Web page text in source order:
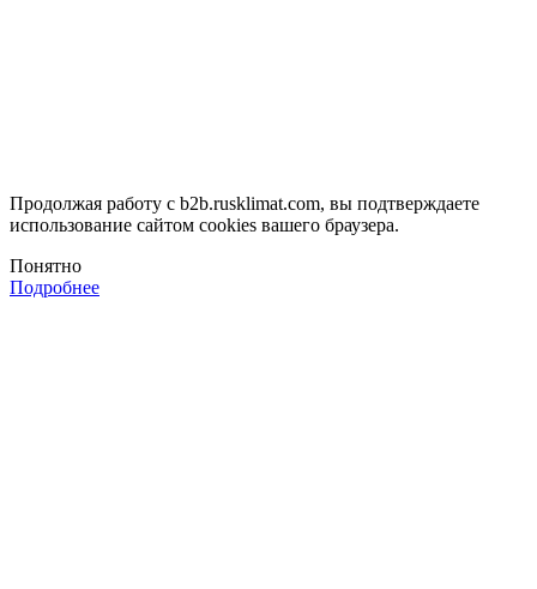
Продолжая работу с b2b.rusklimat.com, вы подтверждаете
использование сайтом cookies вашего браузера.
Понятно
Подробнее